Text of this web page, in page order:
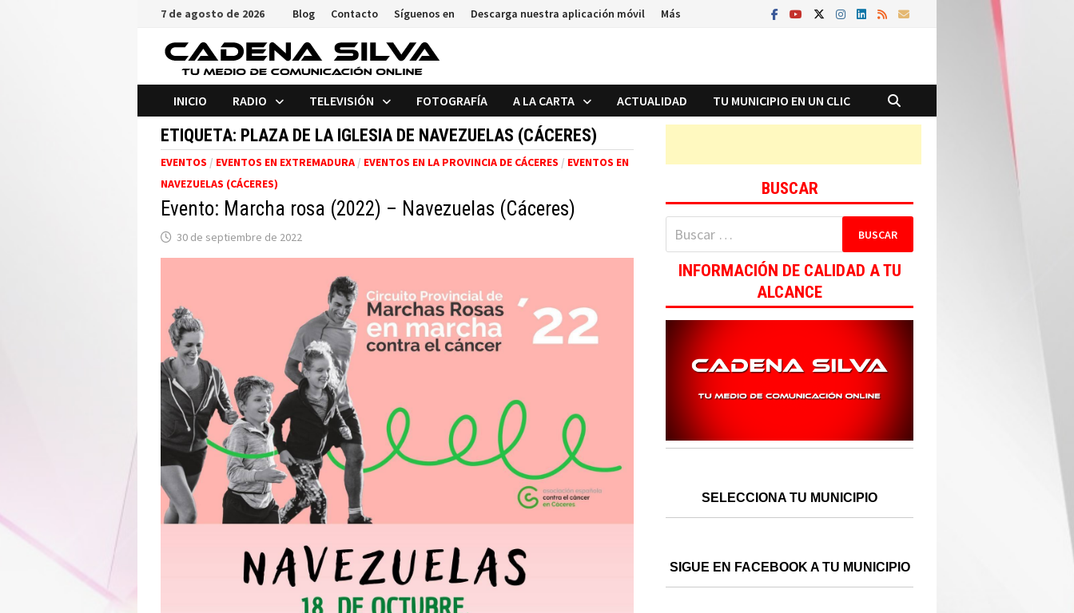
Saltar
contenido
7 de agosto de 2026 Blog Contacto Síguenos en Descarga nuestra aplicación móvil Más
INICIO RADIO TELEVISIÓN FOTOGRAFÍA A LA CARTA ACTUALIDAD TU MUNICIPIO EN UN CLIC
ETIQUETA: PLAZA DE LA IGLESIA DE NAVEZUELAS (CÁCERES)
EVENTOS / EVENTOS EN EXTREMADURA/ EVENTOS EN LA PROVINCIA DE CÁCERES / EVENTOS EN
NAVEZUELAS (CÁCERES)
Evento: Marcha rosa (2022) – Navezuelas (Cáceres)
30 de septiembre de 2022
BUSCAR
Buscar:
INFORMACIÓN DE CALIDAD A TU
ALCANCE
SELECCIONA TU MUNICIPIO
SIGUE EN FACEBOOK A TU MUNICIPIO